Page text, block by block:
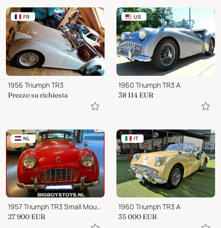
FR
1956 Triumph TR3
Prezzo su richiesta
US
1960 Triumph TR3 A
38 114 EUR
NL
1957 Triumph TR3 Small Mouth
27 900 EUR
IT
1960 Triumph TR3 A
35 000 EUR